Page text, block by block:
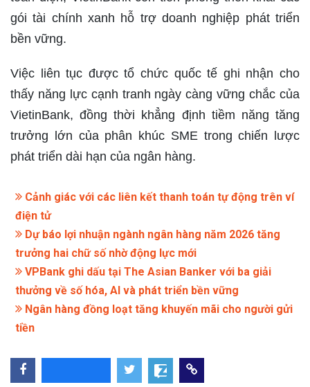
gói tài chính xanh hỗ trợ doanh nghiệp phát triển
bền vững.
Việc liên tục được tổ chức quốc tế ghi nhận cho
thấy năng lực cạnh tranh ngày càng vững chắc của
VietinBank, đồng thời khẳng định tiềm năng tăng
trưởng lớn của phân khúc SME trong chiến lược
phát triển dài hạn của ngân hàng.
Cảnh giác với các liên kết thanh toán tự động trên ví
điện tử
Dự báo lợi nhuận ngành ngân hàng năm 2026 tăng
trưởng hai chữ số nhờ động lực mới
VPBank ghi dấu tại The Asian Banker với ba giải
thưởng về số hóa, AI và phát triển bền vững
Ngân hàng đồng loạt tăng khuyến mãi cho người gửi
tiền